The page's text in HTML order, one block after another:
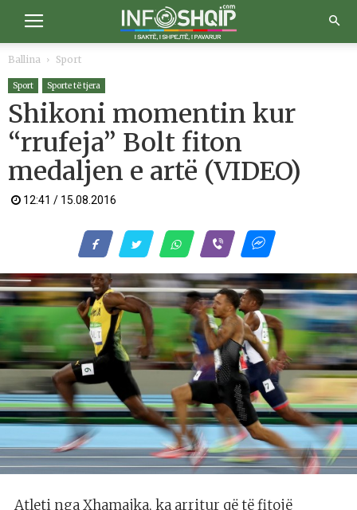
Ballina Sport
Sport Sporte të tjera
Shikoni momentin kur
“rrufeja” Bolt fiton
medaljen e artë (VIDEO)
12:41 / 15.08.2016
Atleti nga Xhamajka, ka arritur që të fitojë